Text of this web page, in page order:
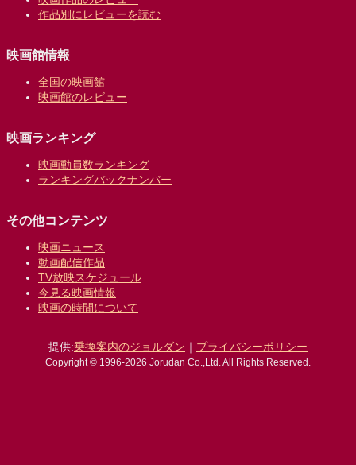
作品別にレビューを読む
映画館情報
全国の映画館
映画館のレビュー
映画ランキング
映画動員数ランキング
ランキングバックナンバー
その他コンテンツ
映画ニュース
動画配信作品
TV放映スケジュール
今見る映画情報
映画の時間について
提供:乗換案内のジョルダン ｜ プライバシーポリシー
Copyright © 1996-2026 Jorudan Co.,Ltd. All Rights Reserved.